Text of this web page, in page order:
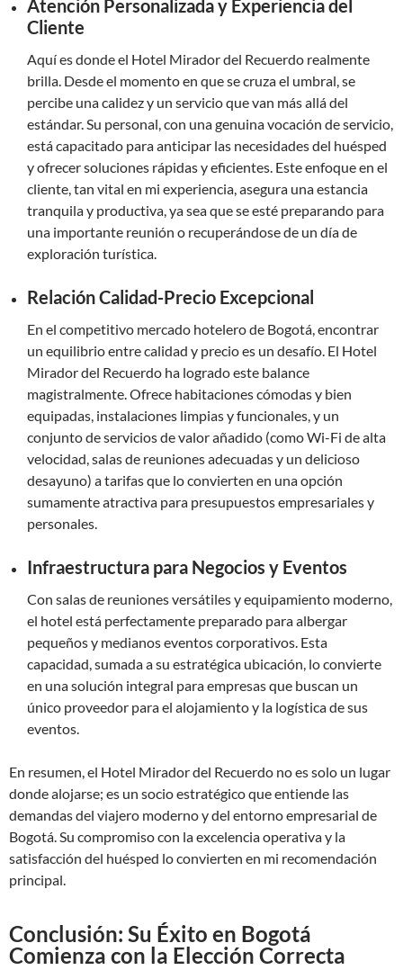
Atención Personalizada y Experiencia del
Cliente
Aquí es donde el Hotel Mirador del Recuerdo realmente
brilla. Desde el momento en que se cruza el umbral, se
percibe una calidez y un servicio que van más allá del
estándar. Su personal, con una genuina vocación de servicio,
está capacitado para anticipar las necesidades del huésped
y ofrecer soluciones rápidas y eficientes. Este enfoque en el
cliente, tan vital en mi experiencia, asegura una estancia
tranquila y productiva, ya sea que se esté preparando para
una importante reunión o recuperándose de un día de
exploración turística.
Relación Calidad-Precio Excepcional
En el competitivo mercado hotelero de Bogotá, encontrar
un equilibrio entre calidad y precio es un desafío. El Hotel
Mirador del Recuerdo ha logrado este balance
magistralmente. Ofrece habitaciones cómodas y bien
equipadas, instalaciones limpias y funcionales, y un
conjunto de servicios de valor añadido (como Wi-Fi de alta
velocidad, salas de reuniones adecuadas y un delicioso
desayuno) a tarifas que lo convierten en una opción
sumamente atractiva para presupuestos empresariales y
personales.
Infraestructura para Negocios y Eventos
Con salas de reuniones versátiles y equipamiento moderno,
el hotel está perfectamente preparado para albergar
pequeños y medianos eventos corporativos. Esta
capacidad, sumada a su estratégica ubicación, lo convierte
en una solución integral para empresas que buscan un
único proveedor para el alojamiento y la logística de sus
eventos.
En resumen, el Hotel Mirador del Recuerdo no es solo un lugar
donde alojarse; es un socio estratégico que entiende las
demandas del viajero moderno y del entorno empresarial de
Bogotá. Su compromiso con la excelencia operativa y la
satisfacción del huésped lo convierten en mi recomendación
principal.
Conclusión: Su Éxito en Bogotá
Comienza con la Elección Correcta